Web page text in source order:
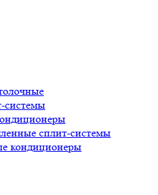
системы
сплит-системы
кондиционеры